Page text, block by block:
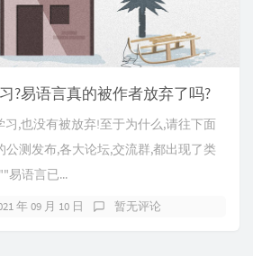
?易语言真的被作者放弃了吗?
,也没有被放弃!至于为什么,请往下面
测发布,各大论坛,交流群,都出现了类
易语言已...
年 09 月 10 日 暂无评论